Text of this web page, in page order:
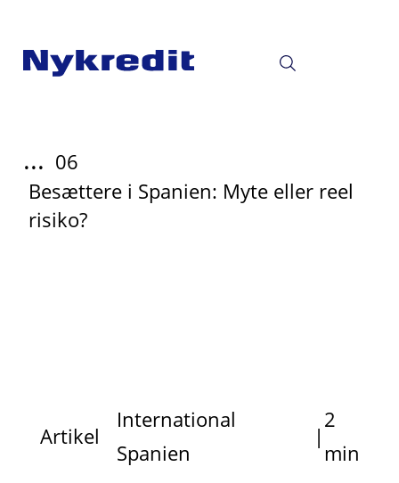
... 06
Besættere i Spanien: Myte eller reel
risiko?
Artikel
International
Spanien
|
2
min